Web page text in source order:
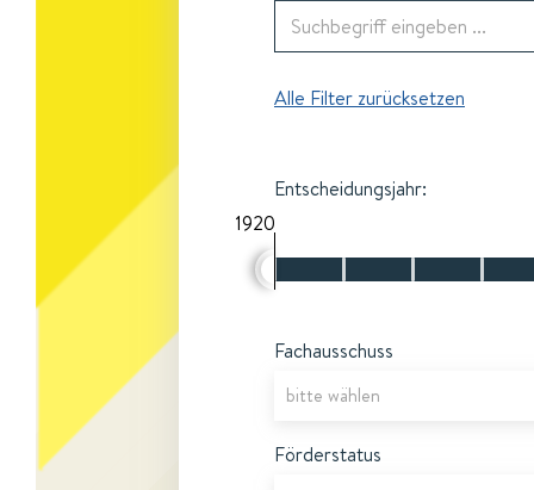
Alle Filter zurücksetzen
Entscheidungsjahr:
1920
Fachausschuss
Förderstatus